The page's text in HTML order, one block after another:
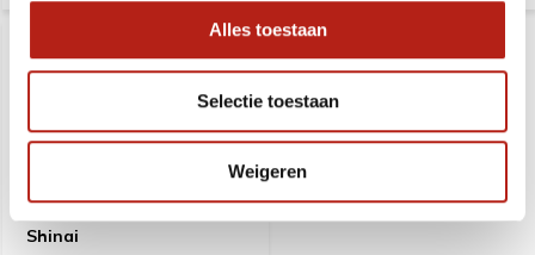
Alles toestaan
Selectie toestaan
Weigeren
Shinai